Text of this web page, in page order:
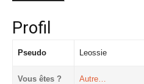
Profil
Pseudo Leossie
Vous êtes ? Autre…